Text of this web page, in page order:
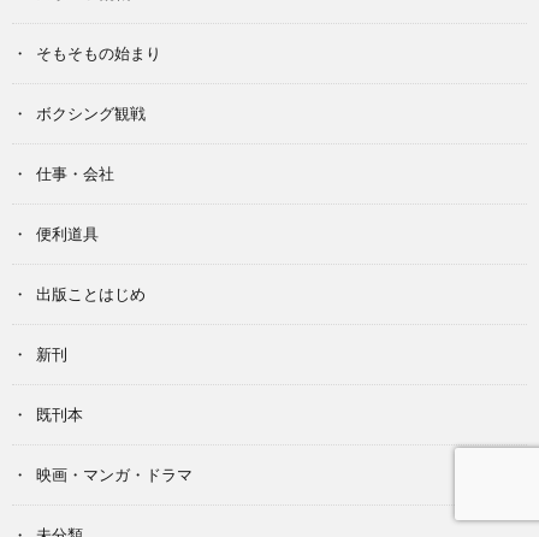
そもそもの始まり
ボクシング観戦
仕事・会社
便利道具
出版ことはじめ
新刊
既刊本
映画・マンガ・ドラマ